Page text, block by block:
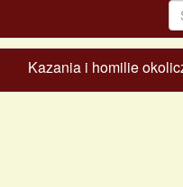
Kazania i homilie